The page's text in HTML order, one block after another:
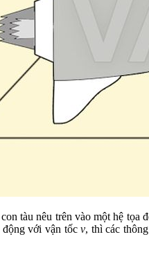
tàu nêu trên vào một hệ tọa
động với vận tốcv, thì các